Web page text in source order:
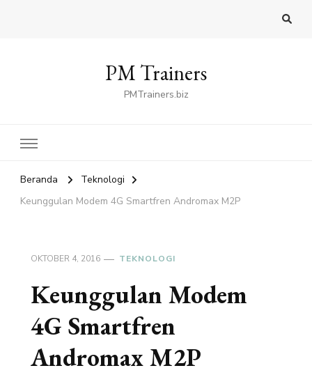
PM Trainers
PMTrainers.biz
Beranda
Teknologi
Keunggulan Modem 4G Smartfren Andromax M2P
OKTOBER 4, 2016 TEKNOLOGI
Keunggulan Modem
4G Smartfren
Andromax M2P